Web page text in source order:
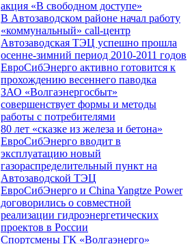
акция «В свободном доступе»
В Автозаводском районе начал работу
«коммунальный» call-центр
Автозаводская ТЭЦ успешно прошла
осенне-зимний период 2010-2011 годов
ЕвроСибЭнерго активно готовится к
прохождению весеннего паводка
ЗАО «Волгаэнергосбыт»
совершенствует формы и методы
работы с потребителями
80 лет «сказке из железа и бетона»
ЕвроСибЭнерго вводит в
эксплуатацию новый
газораспределительный пункт на
Автозаводской ТЭЦ
ЕвроСибЭнерго и China Yangtze Power
договорились о совместной
реализации гидроэнергетических
проектов в России
Спортсмены ГК «Волгаэнерго»